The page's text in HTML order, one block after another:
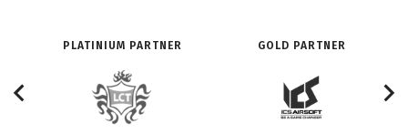
PLATINIUM PARTNER GOLD PARTNER